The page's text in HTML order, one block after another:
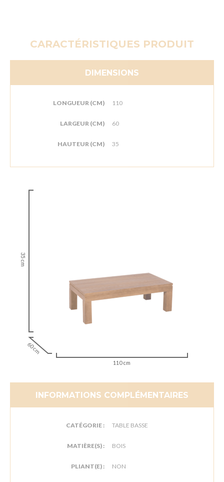
CARACTÉRISTIQUES PRODUIT
DIMENSIONS
LONGUEUR (CM) 110
LARGEUR (CM) 60
HAUTEUR (CM) 35
35 cm
60 cm
110 cm
INFORMATIONS COMPLÉMENTAIRES
CATÉGORIE : TABLE BASSE
MATIÈRE(S) : BOIS
PLIANT(E) : NON